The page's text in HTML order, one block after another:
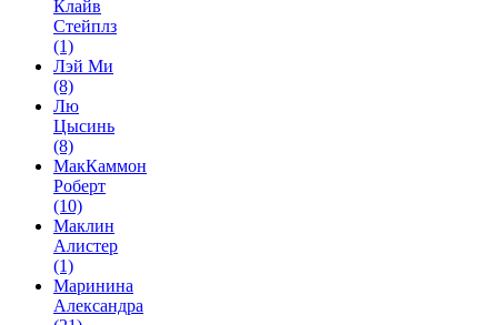
Клайв
Стейплз
(1)
Лэй Ми
(8)
Лю
Цысинь
(8)
МакКаммон
Роберт
(10)
Маклин
Алистер
(1)
Маринина
Александра